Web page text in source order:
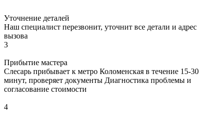
Уточнение деталей
Наш специалист перезвонит, уточнит все детали и адрес
вызова
3
Прибытие мастера
Слесарь прибывает к метро Коломенская в течение 15-30
минут, проверяет документы Диагностика проблемы и
согласование стоимости
4